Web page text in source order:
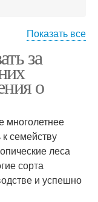
в комнатных
условиях
Показать все
за
о
многолетнее
семейству
леса
сорта
и успешно